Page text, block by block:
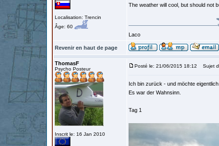
Localisation: Trencin
Âge: 60
The weather will cool, but should not
Laco
Revenir en haut de page
ThomasF
Psycho Posteur
Inscrit le: 16 Jan 2010
Posté le: 21/06/2015 18:12 Sujet
Ich bin zurück - und möchte
Es war der Wahnsinn.
Tag 1